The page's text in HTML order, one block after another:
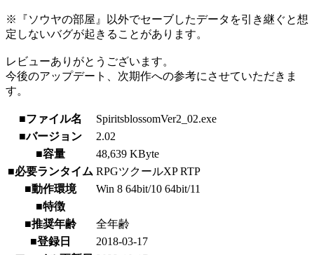
※『ソウヤの部屋』以外でセーブしたデータを引き継ぐと想
定しないバグが起きることがあります。
レビューありがとうございます。
今後のアップデート、次期作への参考にさせていただきま
す。
■ファイル名
SpiritsblossomVer2_02.exe
■バージョン
2.02
■容量
48,639 KByte
■必要ランタイム RPGツクールXP RTP
■動作環境
Win 8 64bit/10 64bit/11
■特徴
■推奨年齢
全年齢
■登録日
2018-03-17